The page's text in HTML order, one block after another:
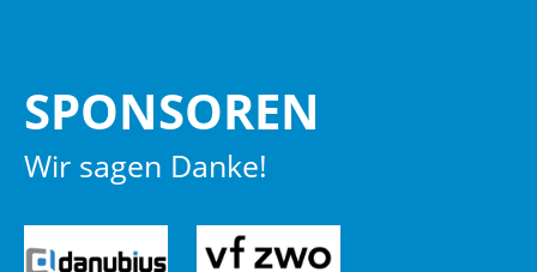
SPON­SO­REN
Wir sagen Danke!